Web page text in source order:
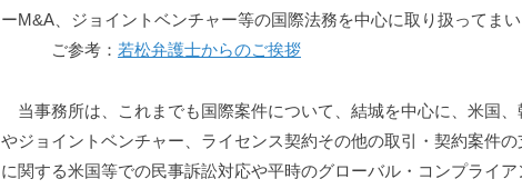
ーM&A、ジョイントベンチャー等の国際法務を中心に取り扱ってまい
ご参考： 若松弁護士からのご挨拶
当事務所は、これまでも国際案件について、結城を中心に、米国
やジョイントベンチャー、ライセンス契約その他の取引・契約案件
に関する米国等での民事訴訟対応や平時のグローバル・コンプライ